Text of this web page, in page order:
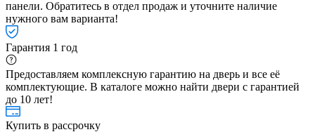
панели. Обратитесь в отдел продаж и уточните наличие
нужного вам варианта!
Гарантия 1 год
Предоставляем комплексную гарантию на дверь и все её
комплектующие. В каталоге можно найти двери с гарантией
до 10 лет!
Купить в рассрочку